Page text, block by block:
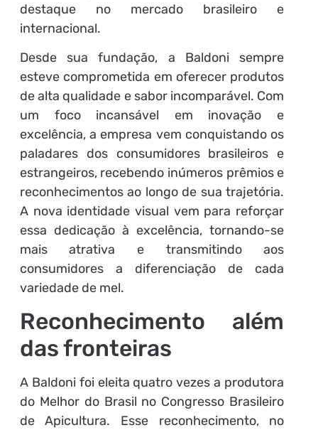
destaque no mercado brasileiro e
internacional.
Desde sua fundação, a Baldoni sempre
esteve comprometida em oferecer produtos
de alta qualidade e sabor incomparável. Com
um foco incansável em inovação e
excelência, a empresa vem conquistando os
paladares dos consumidores brasileiros e
estrangeiros, recebendo inúmeros prêmios e
reconhecimentos ao longo de sua trajetória.
A nova identidade visual vem para reforçar
essa dedicação à excelência, tornando-se
mais atrativa e transmitindo aos
consumidores a diferenciação de cada
variedade de mel.
Reconhecimento além
das fronteiras
A Baldoni foi eleita quatro vezes a produtora
do Melhor do Brasil no Congresso Brasileiro
de Apicultura. Esse reconhecimento, no